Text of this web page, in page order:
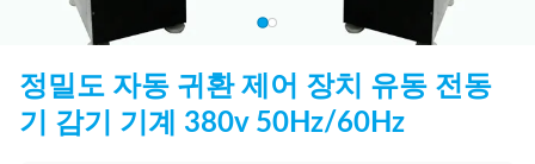
정밀도 자동 귀환 제어 장치 유동 전동
기 감기 기계 380v 50Hz/60Hz